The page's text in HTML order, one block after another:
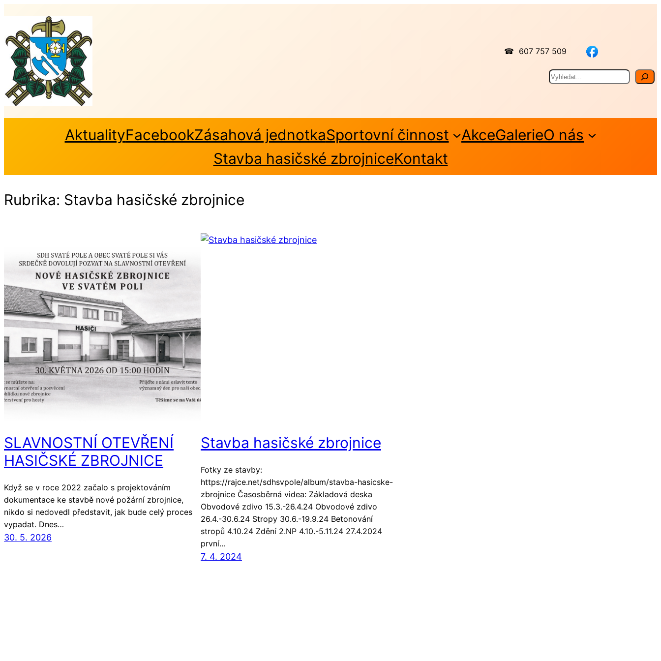
obsah
☎ 607 757 509
Hledat
AktualityFacebookZásahová jednotkaSportovní činnost AkceGalerieO nás
Stavba hasičské zbrojniceKontakt
Rubrika: Stavba hasičské zbrojnice
SLAVNOSTNÍ OTEVŘENÍ
HASIČSKÉ ZBROJNICE
Když se v roce 2022 začalo s projektováním
dokumentace ke stavbě nové požární zbrojnice,
nikdo si nedovedl představit, jak bude celý proces
vypadat. Dnes…
30. 5. 2026
Stavba hasičské zbrojnice
Fotky ze stavby:
https://rajce.net/sdhsvpole/album/stavba-hasicske-
zbrojnice Časosběrná videa: Základová deska
Obvodové zdivo 15.3.-26.4.24 Obvodové zdivo
26.4.-30.6.24 Stropy 30.6.-19.9.24 Betonování
stropů 4.10.24 Zdění 2.NP 4.10.-5.11.24 27.4.2024
první…
7. 4. 2024